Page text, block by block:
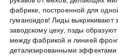
фабрике, построенной для
гуманоидов! Лиды выкрикивают
заводскому цеху, пэды
между фабрикой и линией
детализированными эффектами